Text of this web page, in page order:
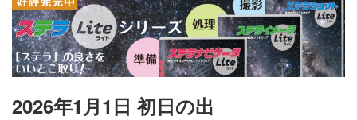
2026年1月1日 初日の出